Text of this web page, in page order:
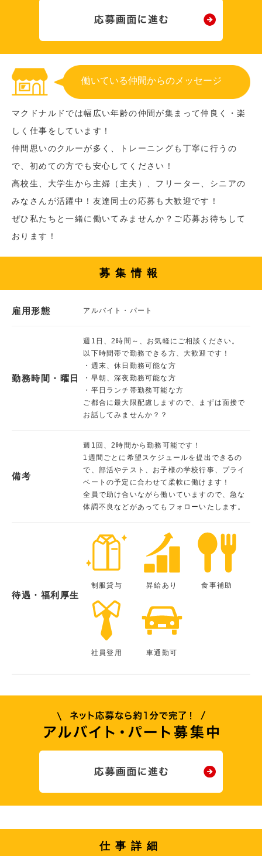
働いている仲間からのメッセージ
マクドナルドでは幅広い年齢の仲間が集まって仲良く・楽
しく仕事をしています！
仲間思いのクルーが多く、トレーニングも丁寧に行うの
で、初めての方でも安心してください！
高校生、大学生から主婦（主夫）、フリーター、シニアの
みなさんが活躍中！友達同士の応募も大歓迎です！
ぜひ私たちと一緒に働いてみませんか？ご応募お待ちして
おります！
募集情報
雇用形態 アルバイト・パート
勤務時間・曜日
週1日、2時間～、お気軽にご相談ください。
以下時間帯で勤務できる方、大歓迎です！
・週末、休日勤務可能な方
・早朝、深夜勤務可能な方
・平日ランチ帯勤務可能な方
ご都合に最大限配慮しますので、まずは面接で
お話してみませんか？？
備考
週1回、2時間から勤務可能です！
1週間ごとに希望スケジュールを提出できるの
で、部活やテスト、お子様の学校行事、プライ
ベートの予定に合わせて柔軟に働けます！
全員で助け合いながら働いていますので、急な
体調不良などがあってもフォローいたします。
待遇・福利厚生
制服貸与 昇給あり 食事補助
社員登用 車通勤可
仕事詳細